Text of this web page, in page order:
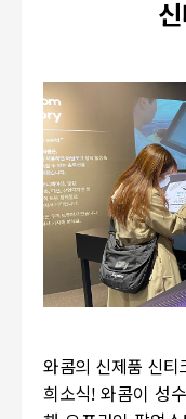
와콤의 신제품 신티
희소식! 와콤이 성